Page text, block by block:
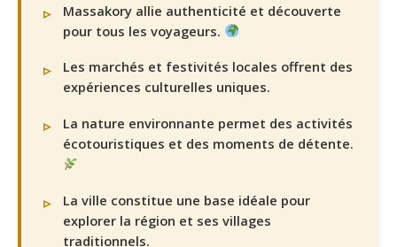
Massakory allie authenticité et découverte
pour tous les voyageurs.
Les marchés et festivités locales offrent des
expériences culturelles uniques.
La nature environnante permet des activités
écotouristiques et des moments de détente.
La ville constitue une base idéale pour
explorer la région et ses villages
traditionnels.